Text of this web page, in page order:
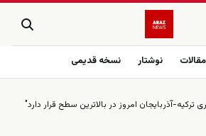
مقالات نوشتار نسخه قدیمی
ترکیه-آذربایجان امروز در بالاترین سطح قرار دارد"